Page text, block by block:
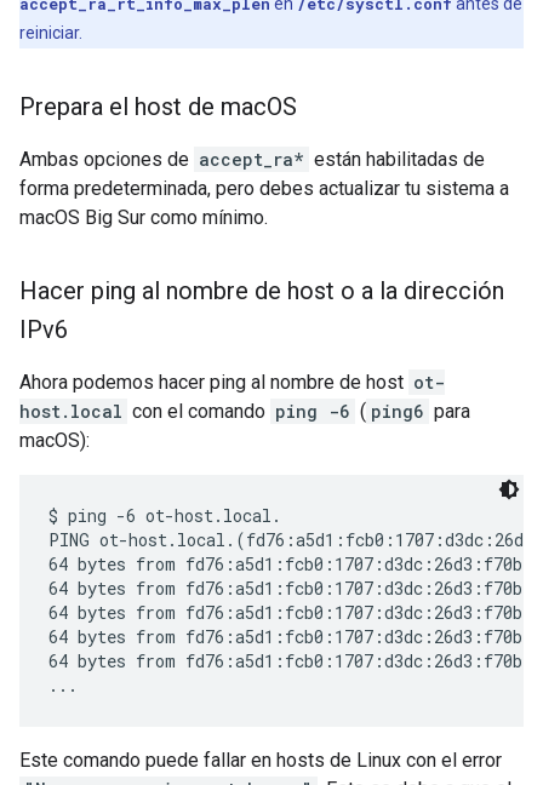
accept_ra_rt_info_max_plen en /etc/sysctl.confantes de
reiniciar.
Prepara el host de macOS
Ambas opciones de accept_ra* están habilitadas de
forma predeterminada, pero debes actualizar tu sistema a
macOS Big Sur como mínimo.
Hacer ping al nombre de host o a la dirección
IPv6
Ahora podemos hacer ping al nombre de host ot-
host.local con el comando ping -6 ( ping6 para
macOS):
$ ping -6 ot-host.local.
PING ot-
64 bytes from
64 bytes from
64 bytes from
64 bytes from
64 bytes from
Este comando puede fallar en hosts de Linux con el error